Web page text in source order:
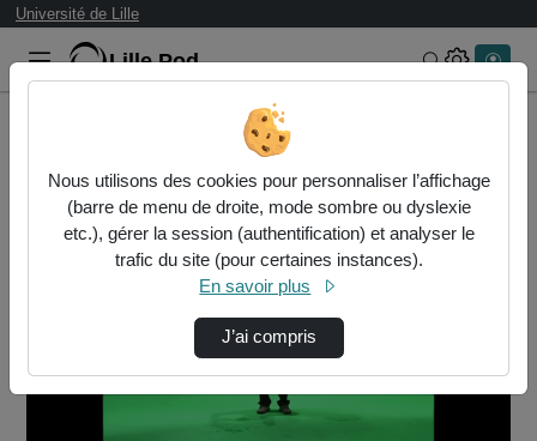
Université de Lille
Lille.Pod Rechercher
Le plateau centrifuge
Lire
la
Nous utilisons des cookies pour personnaliser l’affichage
(barre de menu de droite, mode sombre ou dyslexie
etc.), gérer la session (authentification) et analyser le
trafic du site (pour certaines instances).
En savoir plus
J’ai compris